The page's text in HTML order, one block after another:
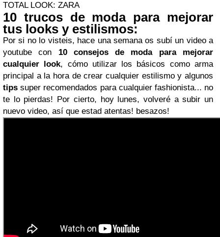
TOTAL LOOK: ZARA
10 trucos de moda para mejorar
tus looks y estilismos:
Por si no lo visteis, hace una semana os subí un video a
youtube con 10 consejos de moda para mejorar
cualquier look, cómo utilizar los básicos como arma
principal a la hora de crear cualquier estilismo y algunos
tips super recomendados para cualquier fashionista... no
te lo pierdas! Por cierto, hoy lunes, volveré a subir un
nuevo video, así que estad atentas! besazos!